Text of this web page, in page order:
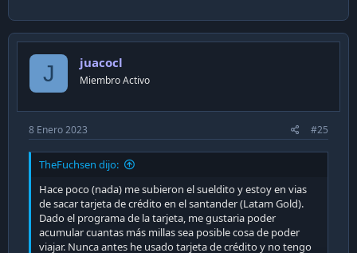
J juacocl
Miembro Activo
8 Enero 2023 #25
TheFuchsen dijo:
Hace poco (nada) me subieron el sueldito y estoy en vias
de sacar tarjeta de crédito en el santander (Latam Gold).
Dado el programa de la tarjeta, me gustaria poder
acumular cuantas más millas sea posible cosa de poder
viajar. Nunca antes he usado tarjeta de crédito y no tengo